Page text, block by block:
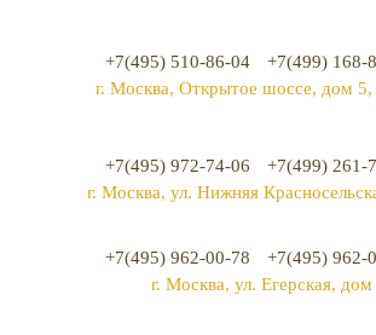
+7(495) 510-86-04
+7(499) 168-
г. Москва, Открытое шоссе, дом 5,
+7(495) 972-74-06
+7(499) 261-
г. Москва, ул. Нижняя
+7(495) 962-00-78
+7(495) 962-
г. Москва, ул. Егерская, дом